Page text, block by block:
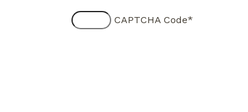
CAPTCHA Code*